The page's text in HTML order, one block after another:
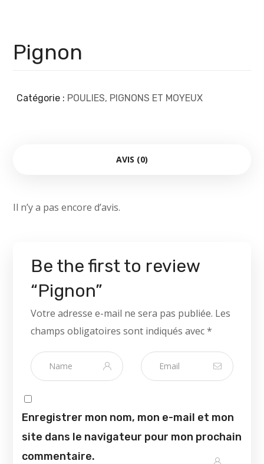
Pignon
Catégorie : POULIES, PIGNONS ET MOYEUX
AVIS (0)
Il n’y a pas encore d’avis.
Be the first to review
“Pignon”
Votre adresse e-mail ne sera pas publiée. Les
champs obligatoires sont indiqués avec*
Enregistrer mon nom, mon e-mail et mon
site dans le navigateur pour mon prochain
commentaire.